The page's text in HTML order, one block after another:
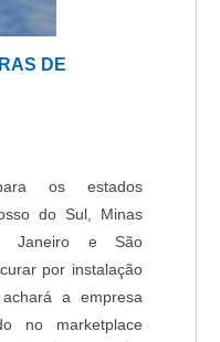
DE
os estados
do Sul, Minas
Janeiro e São
por instalação
a empresa
no marketplace